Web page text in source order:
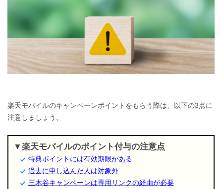
楽天モバイルのキャンペーンポイントをもらう際は、以下の3点に
注意しましょう。
楽天モバイルのポイント付与の注意点
特典ポイントには有効期限がある
過去に申し込んだ人は対象外
三木谷キャンペーンは専用リンクの経由が必要